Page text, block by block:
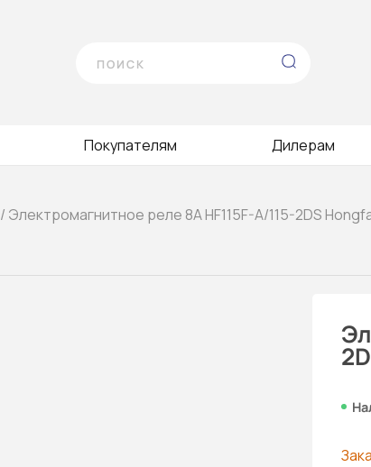
Покупателям Дилерам
/ Электромагнитное реле 8A HF115F-A/115-2DS